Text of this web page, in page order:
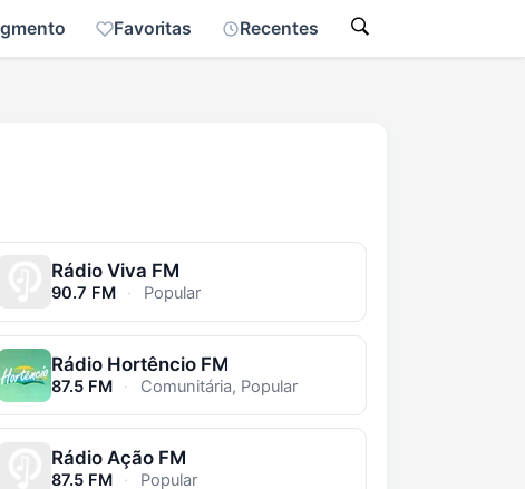
Favoritas Recentes
Rádio Viva FM
90.7 FM · Popular
Rádio Hortêncio FM
87.5 FM · Comunitária, Popular
Rádio Ação FM
87.5 FM · Popular